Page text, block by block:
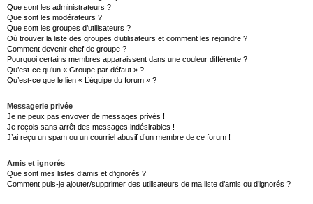
Que sont les administrateurs ?
Que sont les modérateurs ?
Que sont les groupes d’utilisateurs ?
Où trouver la liste des groupes d’utilisateurs et comment les rejoindre ?
Comment devenir chef de groupe ?
Pourquoi certains membres apparaissent dans une couleur différente ?
Qu’est-ce qu’un « Groupe par défaut » ?
Qu’est-ce que le lien « L’équipe du forum » ?
Messagerie privée
Je ne peux pas envoyer de messages privés !
Je reçois sans arrêt des messages indésirables !
J’ai reçu un spam ou un courriel abusif d’un membre de ce forum !
Amis et ignorés
Que sont mes listes d’amis et d’ignorés ?
Comment puis-je ajouter/supprimer des utilisateurs de ma liste d’amis ou d’ignorés ?